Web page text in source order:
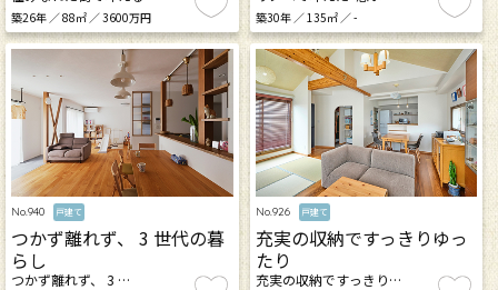
築26年 ／ 88㎡ ／ 3600万円 築30年 ／ 135㎡ ／ -
No.940 戸建て
つかず離れず、 3 世代の暮
らし
つかず離れず、 3 …
No.926 戸建て
充実の収納ですっきりゆっ
たり
充実の収納ですっきり…